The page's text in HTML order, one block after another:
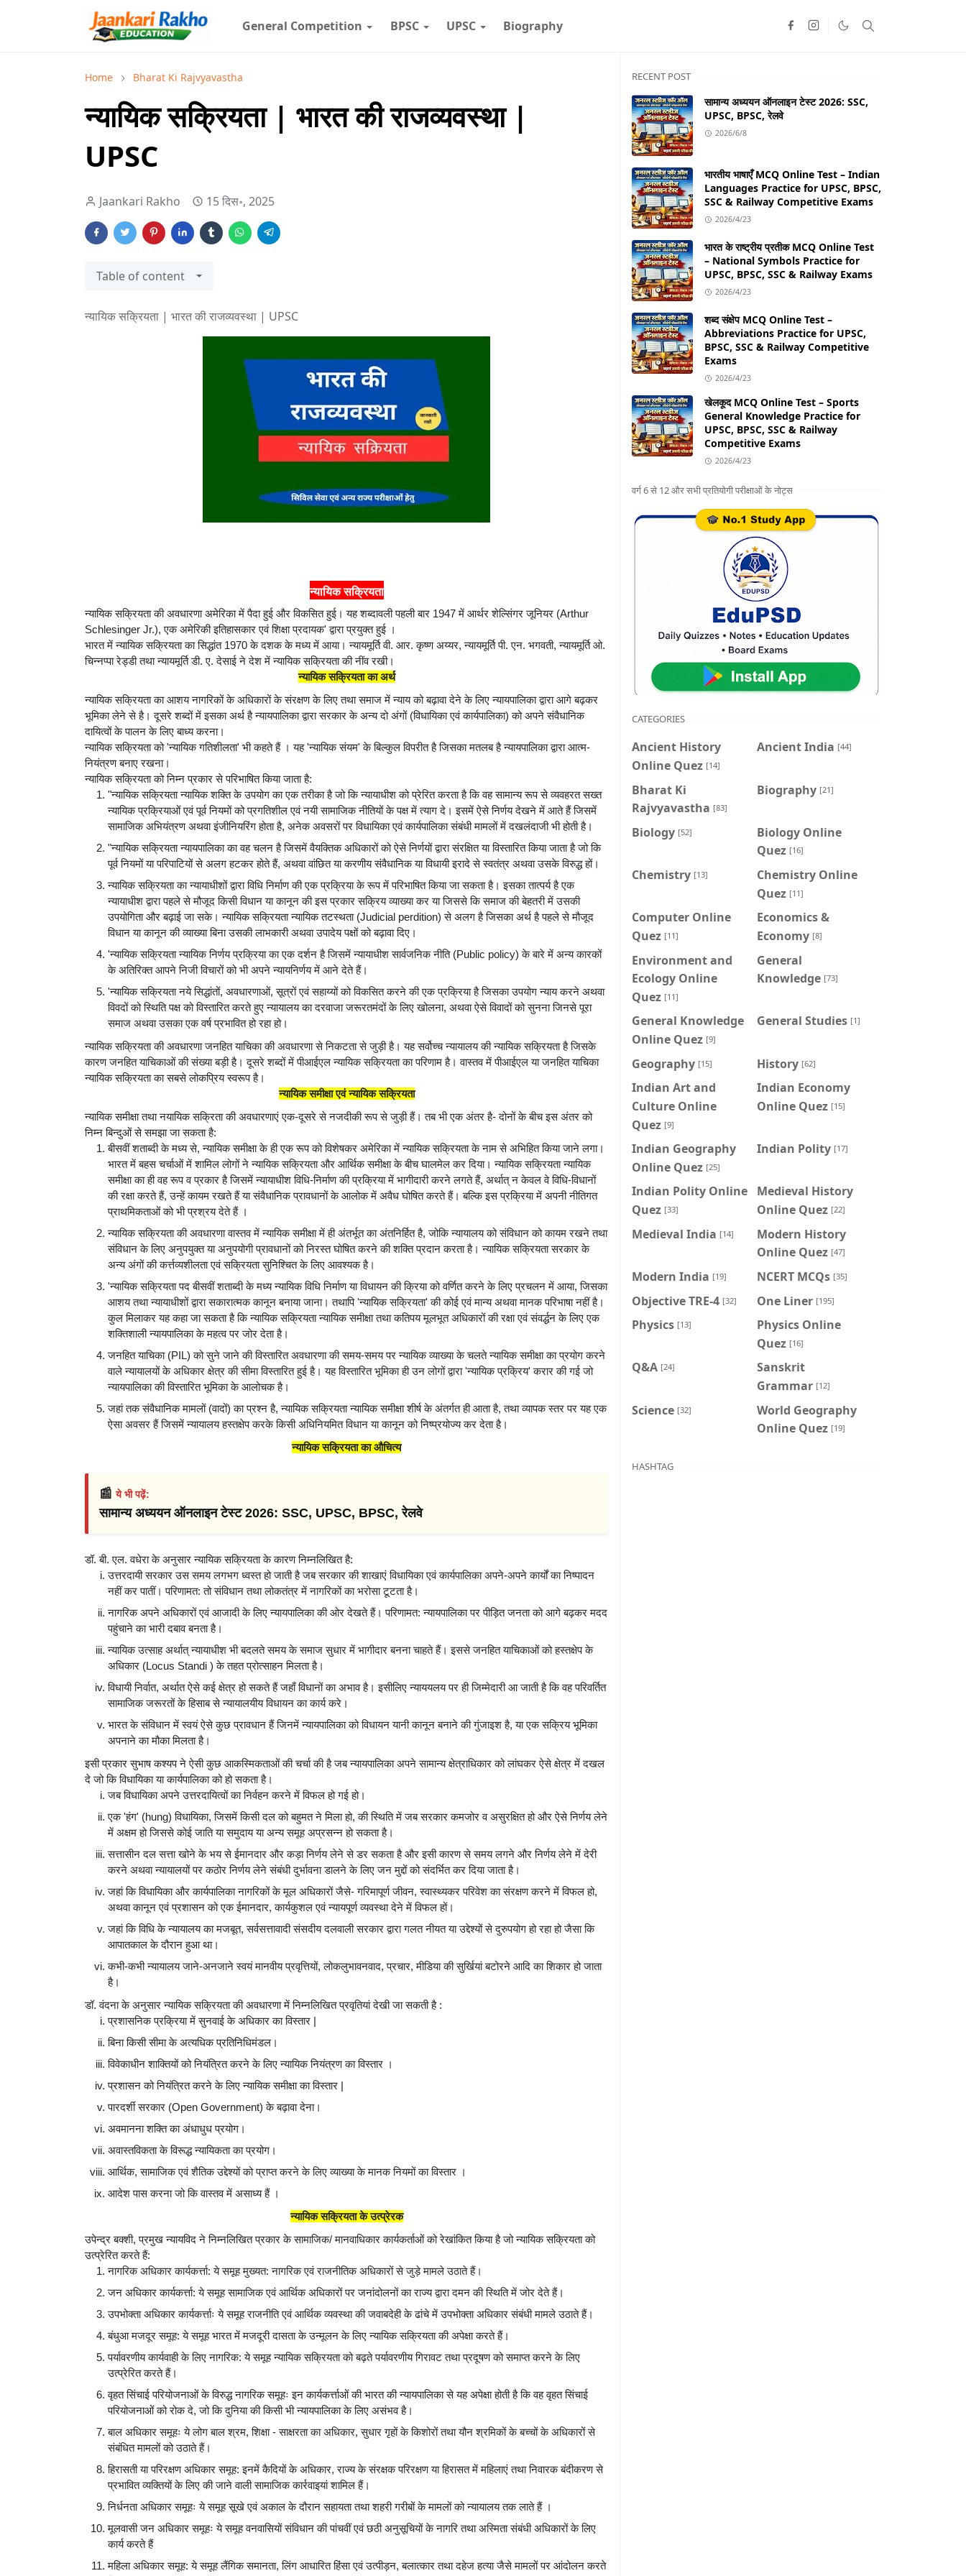
General Competition BPSC UPSC Biography
Home Bharat Ki Rajvyavastha
न्यायिक सक्रियता | भारत की राजव्यवस्था |
UPSC
Jaankari Rakho 15 दिस॰, 2025
Table of content
न्यायिक सक्रियता | भारत की राजव्यवस्था | UPSC
न्यायिक सक्रियता
न्यायिक सक्रियता की अवधारणा अमेरिका में पैदा हुई और विकसित हुई। यह शब्दावली पहली बार 1947 में आर्थर शेल्सिंगर जूनियर (Arthur
Schlesinger Jr.), एक अमेरिकी इतिहासकार एवं शिक्षा प्रदायक' द्वारा प्रयुक्त हुई ।
भारत में न्यायिक सक्रियता का सिद्धांत 1970 के दशक के मध्य में आया। न्यायमूर्ति वी. आर. कृष्ण अय्यर, न्यायमूर्ति पी. एन. भगवती, न्यायमूर्ति ओ.
चिन्नप्पा रेड्डी तथा न्यायमूर्ति डी. ए. देसाई ने देश में न्यायिक सक्रियता की नींव रखी।
न्यायिक सक्रियता का अर्थ
न्यायिक सक्रियता का आशय नागरिकों के अधिकारों के संरक्षण के लिए तथा समाज में न्याय को बढ़ावा देने के लिए न्यायपालिका द्वारा आगे बढ़कर
भूमिका लेने से है। दूसरे शब्दों में इसका अर्थ है न्यायपालिका द्वारा सरकार के अन्य दो अंगों (विधायिका एवं कार्यपालिका) को अपने संवैधानिक
दायित्वों के पालन के लिए बाध्य करना।
न्यायिक सक्रियता को 'न्यायिक गतिशीलता' भी कहते हैं । यह 'न्यायिक संयम' के बिल्कुल विपरीत है जिसका मतलब है न्यायपालिका द्वारा आत्म-
नियंत्रण बनाए रखना।
न्यायिक सक्रियता को निम्न प्रकार से परिभाषित किया जाता है:
"न्यायिक सक्रियता न्यायिक शक्ति के उपयोग का एक तरीका है जो कि न्यायाधीश को प्रेरित करता है कि वह सामान्य रूप से व्यवहरत सख्त
न्यायिक प्रक्रियाओं एवं पूर्व नियमों को प्रगतिशील एवं नयी सामाजिक नीतियों के पक्ष में त्याग दे। इसमें ऐसे निर्णय देखने में आते हैं जिसमें
सामाजिक अभियंत्रण अथवा इंजीनियरिंग होता है, अनेक अवसरों पर विधायिका एवं कार्यपालिका संबंधी मामलों में दखलंदाजी भी होती है।
"न्यायिक सक्रियता न्यायपालिका का वह चलन है जिसमें वैयक्तिक अधिकारों को ऐसे निर्णयों द्वारा संरक्षित या विस्तारित किया जाता है जो कि
पूर्व नियमों या परिपाटियों से अलग हटकर होते हैं, अथवा वांछित या करणीय संवैधानिक या विधायी इरादे से स्वतंत्र अथवा उसके विरुद्ध हों।
न्यायिक सक्रियता का न्यायाधीशों द्वारा विधि निर्माण की एक प्रक्रिया के रूप में परिभाषित किया जा सकता है। इसका तात्पर्य है एक
न्यायाधीश द्वारा पहले से मौजूद किसी विधान या कानून की इस प्रकार सक्रिय व्याख्या कर या जिससे कि समाज की बेहतरी में उसकी
उपयोगिता और बढ़ाई जा सके। न्यायिक सक्रियता न्यायिक तटस्थता (Judicial perdition) से अलग है जिसका अर्थ है पहले से मौजूद
विधान या कानून की व्याख्या बिना उसकी लाभकारी अथवा उपादेय पक्षों को बढ़ावा दिए।
'न्यायिक सक्रियता न्यायिक निर्णय प्रक्रिया का एक दर्शन है जिसमें न्यायाधीश सार्वजनिक नीति (Public policy) के बारे में अन्य कारकों
के अतिरिक्त आपने निजी विचारों को भी अपने न्यायनिर्णय में आने देते हैं।
'न्यायिक सक्रियता नये सिद्धांतों, अवधारणाओं, सूत्रों एवं सहाय्यों को विकसित करने की एक प्रक्रिया है जिसका उपयोग न्याय करने अथवा
विवदों को स्थिति पक्ष को विस्तारित करते हुए न्यायालय का दरवाजा जरूरतमंदों के लिए खोलना, अथवा ऐसे विवादों को सुनना जिनसे पूरा
समाज अथवा उसका एक वर्ष प्रभावित हो रहा हो।
न्यायिक सक्रियता की अवधारणा जनहित याचिका की अवधारणा से निकटता से जुड़ी है। यह सर्वोच्च न्यायालय की न्यायिक सक्रियता है जिसके
कारण जनहित याचिकाओं की संख्या बड़ी है। दूसरे शब्दों में पीआईएल न्यायिक सक्रियता का परिणाम है। वास्तव में पीआईएल या जनहित याचिका
न्यायिक सक्रियता का सबसे लोकप्रिय स्वरूप है।
न्यायिक समीक्षा एवं न्यायिक सक्रियता
न्यायिक समीक्षा तथा नयायिक सक्रिता की अवधारणाएं एक-दूसरे से नजदीकी रूप से जुड़ी हैं। तब भी एक अंतर है- दोनों के बीच इस अंतर को
निम्न बिन्दुओं से समझा जा सकता है:
बीसवीं शताब्दी के मध्य से, न्यायिक समीक्षा के ही एक रूप को विशेषकर अमेरिका में न्यायिक सक्रियता के नाम से अभिहित किया जाने लगा।
भारत में बहस चर्चाओं में शामिल लोगों ने न्यायिक सक्रियता और आर्थिक समीक्षा के बीच घालमेल कर दिया। न्यायिक सक्रियता न्यायिक
समीक्षा का ही वह रूप व प्रकार है जिसमें न्यायाधीश विधि-निर्माण की प्रक्रिया में भागीदारी करने लगते हैं, अर्थात् न केवल वे विधि-विधानों
की रक्षा करते हैं, उन्हें कायम रखते हैं या संवैधानिक प्रावधानों के आलोक में अवैध घोषित करते हैं। बल्कि इस प्रक्रिया में अपनी नीतिगत
प्राथमिकताओं को भी प्रश्रय देते हैं ।
न्यायिक सक्रियता की अवधारणा वास्तव में न्यायिक समीक्षा में ही अंतर्भूत का अंतनिर्हित है, जोकि न्यायालय को संविधान को कायम रखने तथा
संविधान के लिए अनुपयुक्त या अनुपयोगी प्रावधानों को निरस्त घोषित करने की शक्ति प्रदान करता है। न्यायिक सक्रियता सरकार के
अन्य अंगों की कर्त्तव्यशीलता एवं सक्रियता सुनिश्चित के लिए आवश्यक है।
'न्यायिक सक्रियता पद बीसवीं शताब्दी के मध्य न्यायिक विधि निर्माण या विधायन की क्रिया को वर्णित करने के लिए प्रचलन में आया, जिसका
आशय तथा न्यायाधीशों द्वारा सकारात्मक कानून बनाया जाना। तथापि 'न्यायिक सक्रियता' की कोई एवं मान्य अथवा मानक परिभाषा नहीं है।
कुल मिलाकर यह कहा जा सकता है कि न्यायिक सक्रियता न्यायिक समीक्षा तथा कतिपय मूलभूत अधिकारों की रक्षा एवं संवर्द्धन के लिए एक
शक्तिशाली न्यायपालिका के महत्व पर जोर देता है।
जनहित याचिका (PIL) को सुने जाने की विस्तारित अवधारणा की समय-समय पर न्यायिक व्याख्या के चलते न्यायिक समीक्षा का प्रयोग करने
वाले न्यायालयों के अधिकार क्षेत्र की सीमा विस्तारित हुई है। यह विस्तारित भूमिका ही उन लोगों द्वारा 'न्यायिक प्रक्रिय' करार की गई जो
न्यायपालिका की विस्तारित भूमिका के आलोचक है।
जहां तक संवैधानिक मामलों (वादों) का प्रश्न है, न्यायिक सक्रियता न्यायिक समीक्षा शीर्ष के अंतर्गत ही आता है, तथा व्यापक स्तर पर यह एक
ऐसा अवसर हैं जिसमें न्यायालय हस्तक्षेप करके किसी अधिनियमित विधान या कानून को निष्प्रयोज्य कर देता है।
न्यायिक सक्रियता का औचित्य
📰ये भी पढ़ें:
सामान्य अध्ययन ऑनलाइन टेस्ट 2026: SSC, UPSC, BPSC, रेलवे
डॉ. बी. एल. वधेरा के अनुसार न्यायिक सक्रियता के कारण निम्नलिखित है:
उत्तरदायी सरकार उस समय लगभग ध्वस्त हो जाती है जब सरकार की शाखाएं विधायिका एवं कार्यपालिका अपने-अपने कार्यों का निष्पादन
नहीं कर पातीं। परिणामत: तो संविधान तथा लोकतंत्र में नागरिकों का भरोसा टूटता है।
नागरिक अपने अधिकारों एवं आजादी के लिए न्यायपालिका की ओर देखते हैं। परिणामत: न्यायपालिका पर पीड़ित जनता को आगे बढ़कर मदद
पहुंचाने का भारी दबाव बनता है।
न्यायिक उत्साह अर्थात् न्यायाधीश भी बदलते समय के समाज सुधार में भागीदार बनना चाहते हैं। इससे जनहित याचिकाओं को हस्तक्षेप के
अधिकार (Locus Standi ) के तहत प्रोत्साहन मिलता है।
विधायी निर्वात, अर्थात ऐसे कई क्षेत्र हो सकते हैं जहाँ विधानों का अभाव है। इसीलिए न्याययलय पर ही जिम्मेदारी आ जाती है कि वह परिवर्तित
सामाजिक जरूरतों के हिसाब से न्यायालयीय विधायन का कार्य करे।
भारत के संविधान में स्वयं ऐसे कुछ प्रावधान हैं जिनमें न्यायपालिका को विधायन यानी कानून बनाने की गुंजाइश है, या एक सक्रिय भूमिका
अपनाने का मौका मिलता है।
इसी प्रकार सुभाष कश्यप ने ऐसी कुछ आकस्मिकताओं की चर्चा की है जब न्यायपालिका अपने सामान्य क्षेत्राधिकार को लांघकर ऐसे क्षेत्र में दखल
दे जो कि विधायिका या कार्यपालिका को हो सकता है।
जब विधायिका अपने उत्तरदायित्वों का निर्वहन करने में विफल हो गई हो।
एक 'हंग' (hung) विधायिका, जिसमें किसी दल को बहुमत ने मिला हो, की स्थिति में जब सरकार कमजोर व असुरक्षित हो और ऐसे निर्णय लेने
में अक्षम हो जिससे कोई जाति या समुदाय या अन्य समूह अप्रसन्न हो सकता है।
सत्तासीन दल सत्ता खोने के भय से ईमानदार और कड़ा निर्णय लेने से डर सकता है और इसी कारण से समय लगने और निर्णय लेने में देरी
करने अथवा न्यायालयों पर कठोर निर्णय लेने संबंधी दुर्भावना डालने के लिए जन मुद्दों को संदर्भित कर दिया जाता है।
जहां कि विधायिका और कार्यपालिका नागरिकों के मूल अधिकारों जैसे- गरिमापूर्ण जीवन, स्वास्थ्यकर परिवेश का संरक्षण करने में विफल हो,
अथवा कानून एवं प्रशासन को एक ईमानदार, कार्यकुशल एवं न्यायपूर्ण व्यवस्था देने में विफल हों।
जहां कि विधि के न्यायालय का मजबूत, सर्वसत्तावादी संसदीय दलवाली सरकार द्वारा गलत नीयत या उद्देश्यों से दुरुपयोग हो रहा हो जैसा कि
आपातकाल के दौरान हुआ था।
कभी-कभी न्यायालय जाने-अनजाने स्वयं मानवीय प्रवृत्तियों, लोकलुभावनवाद, प्रचार, मीडिया की सुर्खियां बटोरने आदि का शिकार हो जाता
है।
डॉ. वंदना के अनुसार न्यायिक सक्रियता की अवधारणा में निम्नलिखित प्रवृतियां देखी जा सकती है :
प्रशासनिक प्रक्रिया में सुनवाई के अधिकार का विस्तार |
बिना किसी सीमा के अत्यधिक प्रतिनिधिमंडल।
विवेकाधीन शाक्तियों को नियंत्रित करने के लिए न्यायिक नियंत्रण का विस्तार ।
प्रशासन को नियंत्रित करने के लिए न्यायिक समीक्षा का विस्तार |
पारदर्शी सरकार (Open Government) के बढ़ावा देना।
अवमानना शक्ति का अंधाधुध प्रयोग।
अवास्तविकता के विरूद्ध न्यायिकता का प्रयोग।
आर्थिक, सामाजिक एवं शैतिक उद्देश्यों को प्राप्त करने के लिए व्याख्या के मानक नियमों का विस्तार ।
आदेश पास करना जो कि वास्तव में असाध्य हैं ।
न्यायिक सक्रियता के उत्प्रेरक
उपेन्द्र बक्शी, प्रमुख न्यायविद ने निम्नलिखित प्रकार के सामाजिक/ मानवाधिकार कार्यकर्ताओं को रेखांकित किया है जो न्यायिक सक्रियता को
उत्प्रेरित करते हैं:
नागरिक अधिकार कार्यकर्त्ता: ये समूह मुख्यत: नागरिक एवं राजनीतिक अधिकारों से जुड़े मामले उठाते हैं।
जन अधिकार कार्यकर्त्ता: ये समूह सामाजिक एवं आर्थिक अधिकारों पर जनांदोलनों का राज्य द्वारा दमन की स्थिति में जोर देते हैं।
उपभोक्ता अधिकार कार्यकर्त्ताः ये समूह राजनीति एवं आर्थिक व्यवस्था की जवाबदेही के ढांचे में उपभोक्ता अधिकार संबंधी मामले उठाते हैं।
बंधुआ मजदूर समूह: ये समूह भारत में मजदूरी दासता के उन्मूलन के लिए न्यायिक सक्रियता की अपेक्षा करते हैं।
पर्यावरणीय कार्यवाही के लिए नागरिक: ये समूह न्यायिक सक्रियता को बढ़ते पर्यावरणीय गिरावट तथा प्रदूषण को समाप्त करने के लिए
उत्प्रेरित करते हैं।
वृहत सिंचाई परियोजनाओं के विरुद्ध नागरिक समूहः इन कार्यकर्त्ताओं की भारत की न्यायपालिका से यह अपेक्षा होती है कि वह वृहत सिंचाई
परियोजनाओं को रोक दे, जो कि दुनिया की किसी भी न्यायपालिका के लिए असंभव है।
बाल अधिकार समूहः ये लोग बाल श्रम, शिक्षा - साक्षरता का अधिकार, सुधार गृहों के किशोरों तथा यौन श्रमिकों के बच्चों के अधिकारों से
संबंधित मामलों को उठाते हैं।
हिरासती या परिरक्षण अधिकार समूह: इनमें कैदियों के अधिकार, राज्य के संरक्षक परिरक्षण या हिरासत में महिलाएं तथा निवारक बंदीकरण से
प्रभावित व्यक्तियों के लिए की जाने वाली सामाजिक कार्रवाइयां शामिल हैं।
निर्धनता अधिकार समूहः ये समूह सूखे एवं अकाल के दौरान सहायता तथा शहरी गरीबों के मामलों को न्यायालय तक लाते हैं ।
मूलवासी जन अधिकार समूहः ये समूह वनवासियों संविधान की पांचवीं एवं छठी अनुसूचियों के नागरि तथा अस्मिता संबंधी अधिकारों के लिए
कार्य करते हैं
महिला अधिकार समूह: ये समूह लैंगिक समानता, लिंग आधारित हिंसा एवं उत्पीड़न, बलात्कार तथा दहेज हत्या जैसे मामलों पर आंदोलन करते
RECENT POST
सामान्य अध्ययन ऑनलाइन टेस्ट 2026: SSC,
UPSC, BPSC, रेलवे
2026/6/8
भारतीय भाषाएँ MCQ Online Test – Indian
Languages Practice for UPSC, BPSC,
SSC & Railway Competitive Exams
2026/4/23
भारत के राष्ट्रीय प्रतीक MCQ Online Test
– National Symbols Practice for
UPSC, BPSC, SSC & Railway Exams
2026/4/23
शब्द संक्षेप MCQ Online Test –
Abbreviations Practice for UPSC,
BPSC, SSC & Railway Competitive
Exams
2026/4/23
खेलकूद MCQ Online Test – Sports
General Knowledge Practice for
UPSC, BPSC, SSC & Railway
Competitive Exams
2026/4/23
वर्ग 6 से 12 और सभी प्रतियोगी परीक्षाओं के नोट्स
CATEGORIES
Ancient History
Online Quez [14]
Ancient India [44]
Bharat Ki
Rajvyavastha [83]
Biography [21]
Biology [52]
Biology Online
Quez [16]
Chemistry [13]
Chemistry Online
Quez [11]
Computer Online
Quez [11]
Economics &
Economy [8]
Environment and
Ecology Online
Quez [11]
General
Knowledge [73]
General Knowledge
Online Quez [9]
General Studies [1]
Geography [15] History [62]
Indian Art and
Culture Online
Quez [9]
Indian Economy
Online Quez [15]
Indian Geography
Online Quez [25]
Indian Polity [17]
Indian Polity Online
Quez [33]
Medieval History
Online Quez [22]
Medieval India [14]
Modern History
Online Quez [47]
Modern India [19] NCERT MCQs [35]
Objective TRE-4 [32] One Liner [195]
Physics [13]
Physics Online
Quez [16]
Q&A [24]
Sanskrit
Grammar [12]
Science [32]
World Geography
Online Quez [19]
HASHTAG